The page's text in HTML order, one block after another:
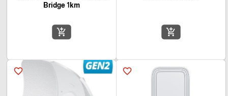
add_shopping_cart
Bridge 1km
add_shopping_cart
favorite_border
favorite_border